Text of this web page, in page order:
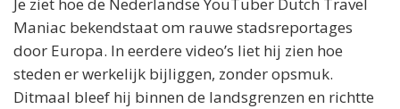
Maniac bekendstaat om rauwe stadsreportages
door Europa. In eerdere video’s liet hij zien hoe
steden er werkelijk bijliggen, zonder opsmuk.
Ditmaal bleef hij binnen de landsgrenzen en richtte